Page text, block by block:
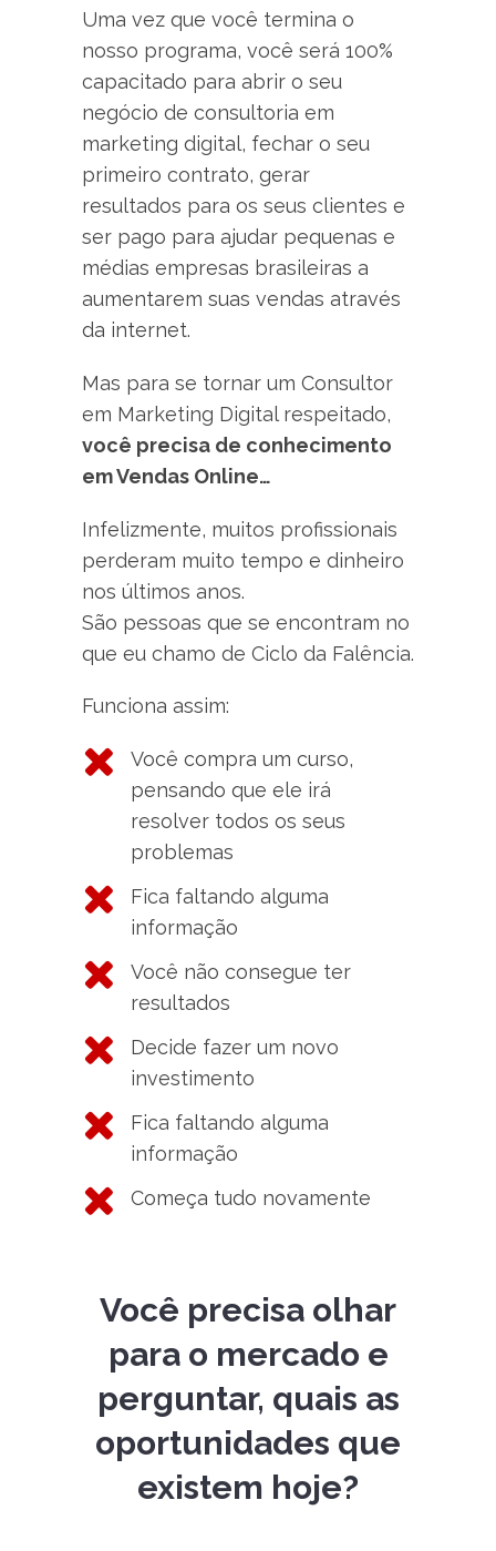
Uma vez que você termina o
nosso programa, você será 100%
capacitado para abrir o seu
negócio de consultoria em
marketing digital, fechar o seu
primeiro contrato, gerar
resultados para os seus clientes e
ser pago para ajudar pequenas e
médias empresas brasileiras a
aumentarem suas vendas através
da internet.
Mas para se tornar um Consultor
em Marketing Digital respeitado,
você precisa de conhecimento
em Vendas Online…
Infelizmente, muitos profissionais
perderam muito tempo e dinheiro
nos últimos anos.
São pessoas que se encontram no
que eu chamo de Ciclo da Falência.
Funciona assim:
Você compra um curso,
pensando que ele irá
resolver todos os seus
problemas
Fica faltando alguma
informação
Você não consegue ter
resultados
Decide fazer um novo
investimento
Fica faltando alguma
informação
Começa tudo novamente
Você precisa olhar
para o mercado e
perguntar, quais as
oportunidades que
existem hoje?